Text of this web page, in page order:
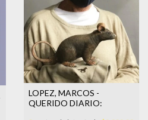
LOPEZ, MARCOS -
QUERIDO DIARIO: